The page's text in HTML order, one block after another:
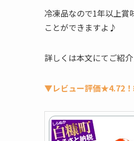
冷凍品なので1年以上賞
ことができますよ♪
詳しくは本文にてご紹介
▼レビュー評価★4.72！